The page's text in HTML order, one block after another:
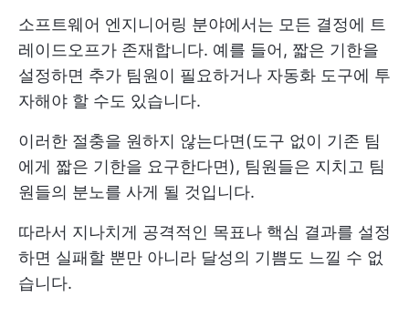
소프트웨어 엔지니어링 분야에서는 모든 결정에 트
레이드오프가 존재합니다. 예를 들어, 짧은 기한을
설정하면 추가 팀원이 필요하거나 자동화 도구에 투
자해야 할 수도 있습니다.
이러한 절충을 원하지 않는다면(도구 없이 기존 팀
에게 짧은 기한을 요구한다면), 팀원들은 지치고 팀
원들의 분노를 사게 될 것입니다.
따라서 지나치게 공격적인 목표나 핵심 결과를 설정
하면 실패할 뿐만 아니라 달성의 기쁨도 느낄 수 없
습니다.